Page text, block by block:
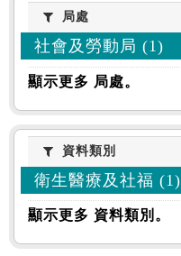
:::
局處局處
社會及勞動局 (1)
顯示更多 局處。
資料類別
資料類別
衛生醫療及社福 (1)
顯示更多 資料類別。